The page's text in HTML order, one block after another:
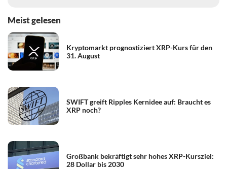
Meist gelesen
Kryptomarkt prognostiziert XRP-Kurs für den
31. August
SWIFT greift Ripples Kernidee auf: Braucht es
XRP noch?
Großbank bekräftigt sehr hohes XRP-Kursziel:
28 Dollar bis 2030